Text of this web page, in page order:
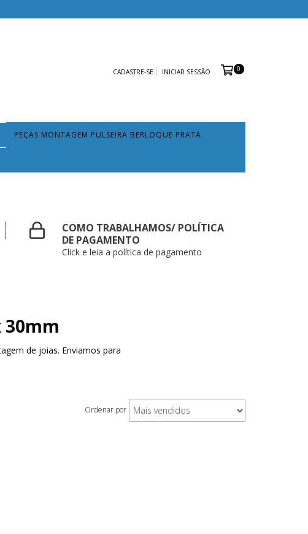
CADASTRE-SE INICIAR SESSÃO 0
PEÇAS MONTAGEM PULSEIRA BERLOQUE PRATA
COMO TRABALHAMOS/ POLÍTICA
DE PAGAMENTO
Click e leia a política de pagamento
30mm
de joias. Enviamos para
Ordenar por